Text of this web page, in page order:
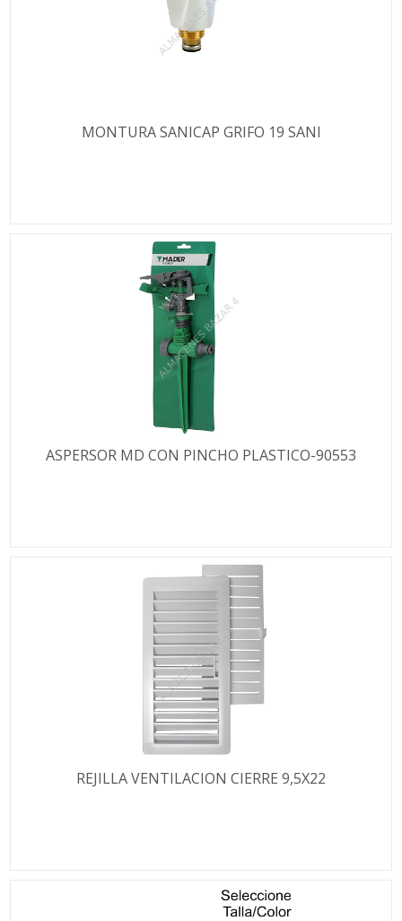
MONTURA SANICAP GRIFO 19 SANI
ASPERSOR MD CON PINCHO PLASTICO-90553
REJILLA VENTILACION CIERRE 9,5X22